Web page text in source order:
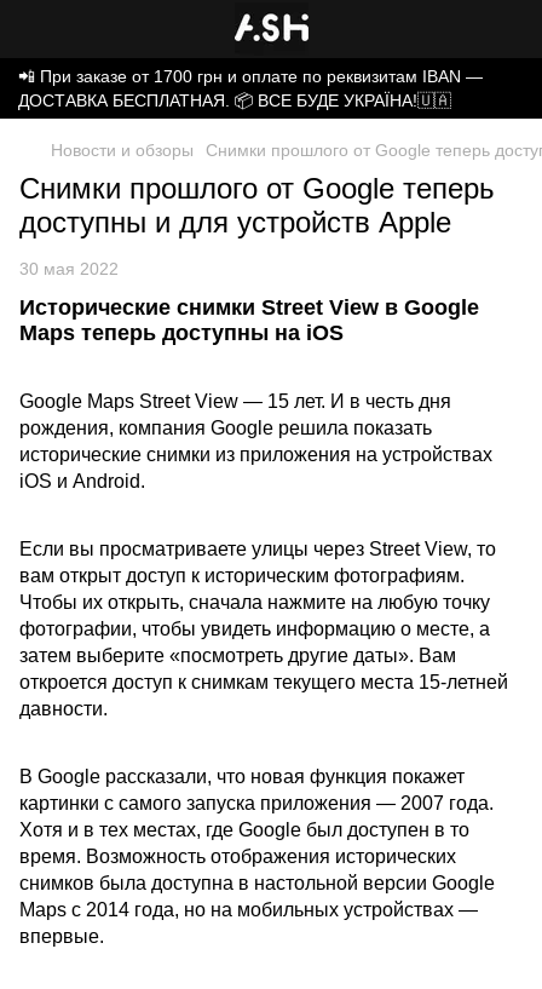
📲 При заказе от 1700 грн и оплате по реквизитам IBAN —
ДОСТАВКА БЕСПЛАТНАЯ. 📦 ВСЕ БУДЕ УКРАЇНА!🇺🇦
Новости и обзоры Снимки прошлого от Google теперь
Снимки прошлого от Google теперь
доступны и для устройств Apple
30 мая 2022
Исторические снимки Street View в Google
Maps теперь доступны на iOS
Google Maps Street View — 15 лет. И в честь дня
рождения, компания Google решила показать
исторические снимки из приложения на устройствах
iOS и Android.
Если вы просматриваете улицы через Street View, то
вам открыт доступ к историческим фотографиям.
Чтобы их открыть, сначала нажмите на любую точку
фотографии, чтобы увидеть информацию о месте, а
затем выберите «посмотреть другие даты». Вам
откроется доступ к снимкам текущего места 15-летней
давности.
В Google рассказали, что новая функция покажет
картинки с самого запуска приложения — 2007 года.
Хотя и в тех местах, где Google был доступен в то
время. Возможность отображения исторических
снимков была доступна в настольной версии Google
Maps с 2014 года, но на мобильных устройствах —
впервые.